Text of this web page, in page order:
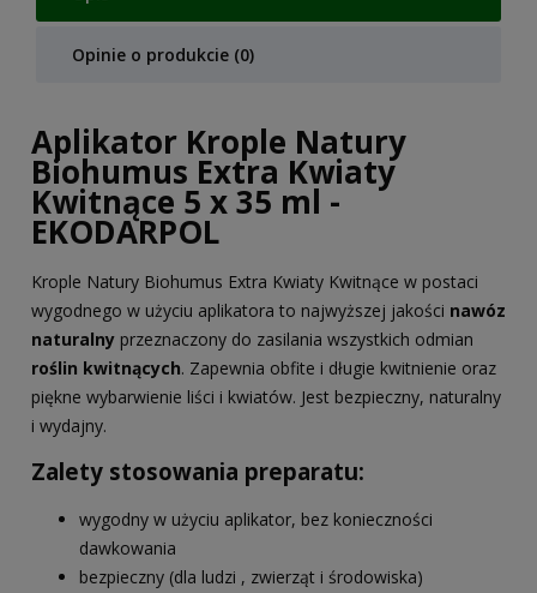
Opinie o produkcie (0)
Aplikator Krople Natury
Biohumus Extra Kwiaty
Kwitnące 5 x 35 ml -
EKODARPOL
Krople Natury Biohumus Extra Kwiaty Kwitnące w postaci
wygodnego w użyciu aplikatora to najwyższej jakości nawóz
naturalny przeznaczony do zasilania wszystkich odmian
roślin kwitnących. Zapewnia obfite i długie kwitnienie oraz
piękne wybarwienie liści i kwiatów. Jest bezpieczny, naturalny
i wydajny.
Zalety stosowania preparatu:
wygodny w użyciu aplikator, bez konieczności
dawkowania
bezpieczny (dla ludzi , zwierząt i środowiska)